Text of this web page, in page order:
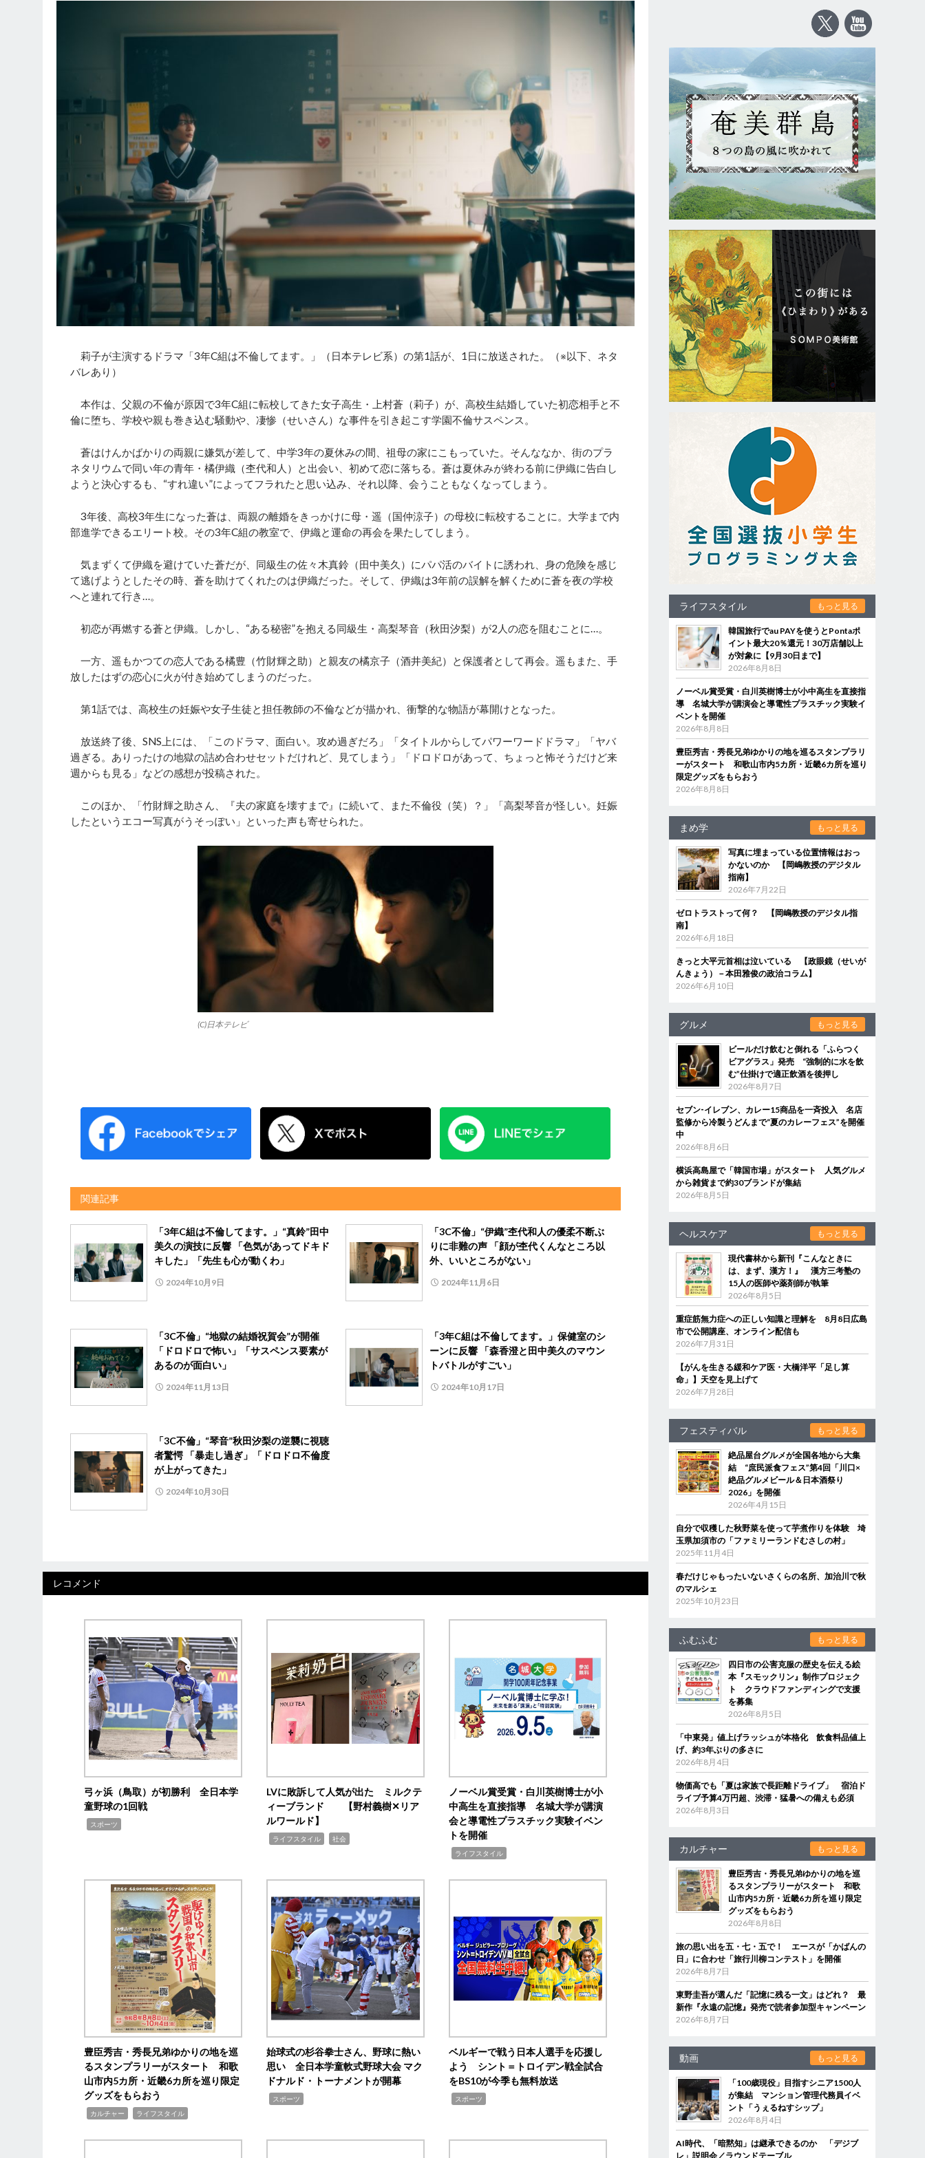
莉子が主演するドラマ「3年C組は不倫してます。」（日本テレビ系）の第1話が、1日に放送された。（※以下、ネタ
バレあり）
本作は、父親の不倫が原因で3年C組に転校してきた女子高生・上村蒼（莉子）が、高校生結婚していた初恋相手と不
倫に堕ち、学校や親も巻き込む騒動や、凄惨（せいさん）な事件を引き起こす学園不倫サスペンス。
蒼はけんかばかりの両親に嫌気が差して、中学3年の夏休みの間、祖母の家にこもっていた。そんななか、街のプラ
ネタリウムで同い年の青年・橘伊織（杢代和人）と出会い、初めて恋に落ちる。蒼は夏休みが終わる前に伊織に告白し
ようと決心するも、“すれ違い”によってフラれたと思い込み、それ以降、会うこともなくなってしまう。
3年後、高校3年生になった蒼は、両親の離婚をきっかけに母・遥（国仲涼子）の母校に転校することに。大学まで内
部進学できるエリート校。その3年C組の教室で、伊織と運命の再会を果たしてしまう。
気まずくて伊織を避けていた蒼だが、同級生の佐々木真鈴（田中美久）にパパ活のバイトに誘われ、身の危険を感じ
て逃げようとしたその時、蒼を助けてくれたのは伊織だった。そして、伊織は3年前の誤解を解くために蒼を夜の学校
へと連れて行き…。
初恋が再燃する蒼と伊織。しかし、“ある秘密”を抱える同級生・高梨琴音（秋田汐梨）が2人の恋を阻むことに…。
一方、遥もかつての恋人である橘豊（竹財輝之助）と親友の橘京子（酒井美紀）と保護者として再会。遥もまた、手
放したはずの恋心に火が付き始めてしまうのだった。
第1話では、高校生の妊娠や女子生徒と担任教師の不倫などが描かれ、衝撃的な物語が幕開けとなった。
放送終了後、SNS上には、「このドラマ、面白い。攻め過ぎだろ」「タイトルからしてパワーワードドラマ」「ヤバ
過ぎる。ありったけの地獄の詰め合わせセットだけれど、見てしまう」「ドロドロがあって、ちょっと怖そうだけど来
週からも見る」などの感想が投稿された。
このほか、「竹財輝之助さん、『夫の家庭を壊すまで』に続いて、また不倫役（笑）？」「高梨琴音が怪しい。妊娠
したというエコー写真がうそっぽい」といった声も寄せられた。
(C)日本テレビ
関連記事
「3年C組は不倫してます。」“真鈴”田中
美久の演技に反響 「色気があってドキド
キした」「先生も心が動くわ」
2024年10月9日
「3C不倫」“伊織”杢代和人の優柔不断ぶ
りに非難の声 「顔が杢代くんなところ以
外、いいところがない」
2024年11月6日
「3C不倫」“地獄の結婚祝賀会”が開催
「ドロドロで怖い」「サスペンス要素が
あるのが面白い」
2024年11月13日
「3年C組は不倫してます。」保健室のシ
ーンに反響 「森香澄と田中美久のマウン
トバトルがすごい」
2024年10月17日
「3C不倫」“琴音”秋田汐梨の逆襲に視聴
者驚愕 「暴走し過ぎ」「ドロドロ不倫度
が上がってきた」
2024年10月30日
レコメンド
弓ヶ浜（鳥取）が初勝利 全日本学
童野球の1回戦
スポーツ
LVに敗訴して人気が出た ミルクテ
ィーブランド 【野村義樹✕リア
ルワールド】
ライフスタイル 社会
ノーベル賞受賞・白川英樹博士が小
中高生を直接指導 名城大学が講演
会と導電性プラスチック実験イベン
トを開催
ライフスタイル
豊臣秀吉・秀長兄弟ゆかりの地を巡
るスタンプラリーがスタート 和歌
山市内5カ所・近畿6カ所を巡り限定
グッズをもらおう
カルチャー ライフスタイル
始球式の杉谷拳士さん、野球に熱い
思い 全日本学童軟式野球大会 マク
ドナルド・トーナメントが開幕
スポーツ
ベルギーで戦う日本人選手を応援し
よう シント＝トロイデン戦全試合
をBS10が今季も無料放送
スポーツ
ライフスタイル もっと見る
韓国旅行でau PAYを使うとPontaポ
イント最大20％還元！30万店舗以上
が対象に【9月30日まで】
2026年8月8日
ノーベル賞受賞・白川英樹博士が小中高生を直接指
導 名城大学が講演会と導電性プラスチック実験イ
ベントを開催
2026年8月8日
豊臣秀吉・秀長兄弟ゆかりの地を巡るスタンプラリ
ーがスタート 和歌山市内5カ所・近畿6カ所を巡り
限定グッズをもらおう
2026年8月8日
まめ学 もっと見る
写真に埋まっている位置情報はおっ
かないのか 【岡嶋教授のデジタル
指南】
2026年7月22日
ゼロトラストって何？ 【岡嶋教授のデジタル指
南】
2026年6月18日
きっと大平元首相は泣いている 【政眼鏡（せいが
んきょう）－本田雅俊の政治コラム】
2026年6月10日
グルメ もっと見る
ビールだけ飲むと倒れる「ふらつく
ビアグラス」発売 “強制的に水を飲
む”仕掛けで適正飲酒を後押し
2026年8月7日
セブン‐イレブン、カレー15商品を一斉投入 名店
監修から冷製うどんまで“夏のカレーフェス”を開催
中
2026年8月6日
横浜高島屋で「韓国市場」がスタート 人気グルメ
から雑貨まで約30ブランドが集結
2026年8月5日
ヘルスケア もっと見る
現代書林から新刊『こんなときに
は、まず、漢方！』 漢方三考塾の
15人の医師や薬剤師が執筆
2026年8月5日
重症筋無力症への正しい知識と理解を 8月8日広島
市で公開講座、オンライン配信も
2026年7月31日
【がんを生きる緩和ケア医・大橋洋平「足し算
命」】天空を見上げて
2026年7月28日
フェスティバル もっと見る
絶品屋台グルメが全国各地から大集
結 “庶民派食フェス”第4回「川口×
絶品グルメビール＆日本酒祭り
2026」を開催
2026年4月15日
自分で収穫した秋野菜を使って芋煮作りを体験 埼
玉県加須市の「ファミリーランドむさしの村」
2025年11月4日
春だけじゃもったいないさくらの名所、加治川で秋
のマルシェ
2025年10月23日
ふむふむ もっと見る
四日市の公害克服の歴史を伝える絵
本『スモックリン』制作プロジェク
ト クラウドファンディングで支援
を募集
2026年8月5日
「中東発」値上げラッシュが本格化 飲食料品値上
げ、約3年ぶりの多さに
2026年8月4日
物価高でも「夏は家族で長距離ドライブ」 宿泊ド
ライブ予算4万円超、渋滞・猛暑への備えも必須
2026年8月3日
カルチャー もっと見る
豊臣秀吉・秀長兄弟ゆかりの地を巡
るスタンプラリーがスタート 和歌
山市内5カ所・近畿6カ所を巡り限定
グッズをもらおう
2026年8月8日
旅の思い出を五・七・五で！ エースが「かばんの
日」に合わせ「旅行川柳コンテスト」を開催
2026年8月7日
東野圭吾が選んだ「記憶に残る一文」はどれ？ 最
新作『永遠の記憶』発売で読者参加型キャンペーン
2026年8月7日
動画 もっと見る
「100歳現役」目指すシニア1500人
が集結 マンション管理代務員イベ
ント「うぇるねすシップ」
2026年8月4日
AI時代、「暗黙知」は継承できるのか 「デジブ
レ」説明会／ラウンドテーブル